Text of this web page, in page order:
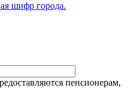
шифр города.
пенсионерам,